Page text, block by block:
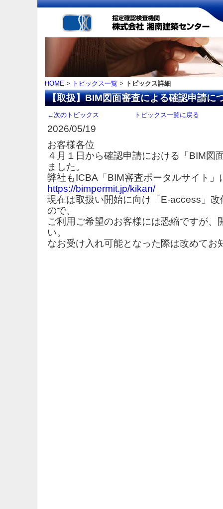
HOME > トピックス一覧 > トピックス詳細
【取扱】BIM図面審査による確認申請に
←次のトピックス トピックス一覧に戻る
2026/05/19
お客様各位
４月１日から確認申請における「BIM図
ました。
弊社もICBA「BIM審査ポータルサイト
https://bimpermit.jp/kikan/
現在は取扱い開始に向け「E-access」
ので、
ご利用ご希望のお客様には恐縮ですが、
い。
なお受け入れ可能となった際は改めてお